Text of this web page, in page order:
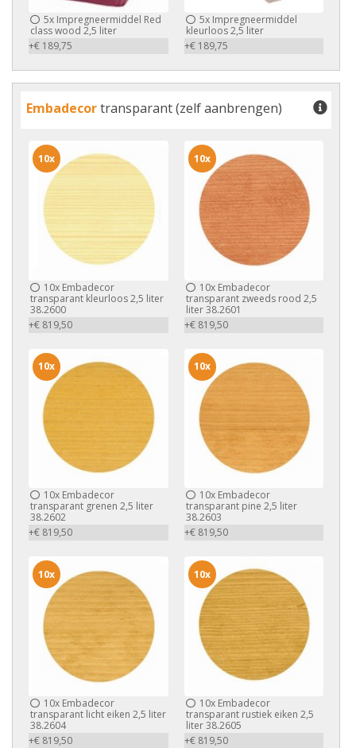
5x Impregneermiddel Red
class wood 2,5 liter
+€ 189,75
5xImpregneermiddel
kleurloos 2,5 liter
+€ 189,75
Embadecortransparant (zelf aanbrengen)
10x Embadecor
transparant kleurloos 2,5 liter
38.2600
+€ 819,50
10x
10xEmbadecor
transparant zweeds rood 2,5
liter 38.2601
+€ 819,50
10x
10x Embadecor
transparant grenen 2,5 liter
38.2602
+€ 819,50
10x
10xEmbadecor
transparant pine 2,5 liter
38.2603
+€ 819,50
10x
10x Embadecor
transparant licht eiken 2,5 liter
38.2604
+€ 819,50
10x
10xEmbadecor
transparant rustiek eiken 2,5
liter 38.2605
+€ 819,50
10x